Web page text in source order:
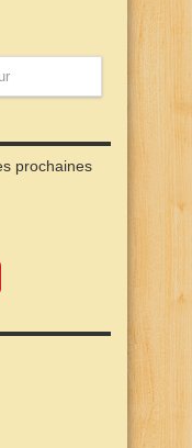
prochaines